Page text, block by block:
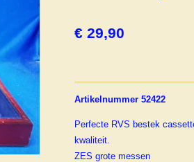
€ 29,90
Artikelnummer 52422
Perfecte RVS bestek
kwaliteit.
ZES grote messen